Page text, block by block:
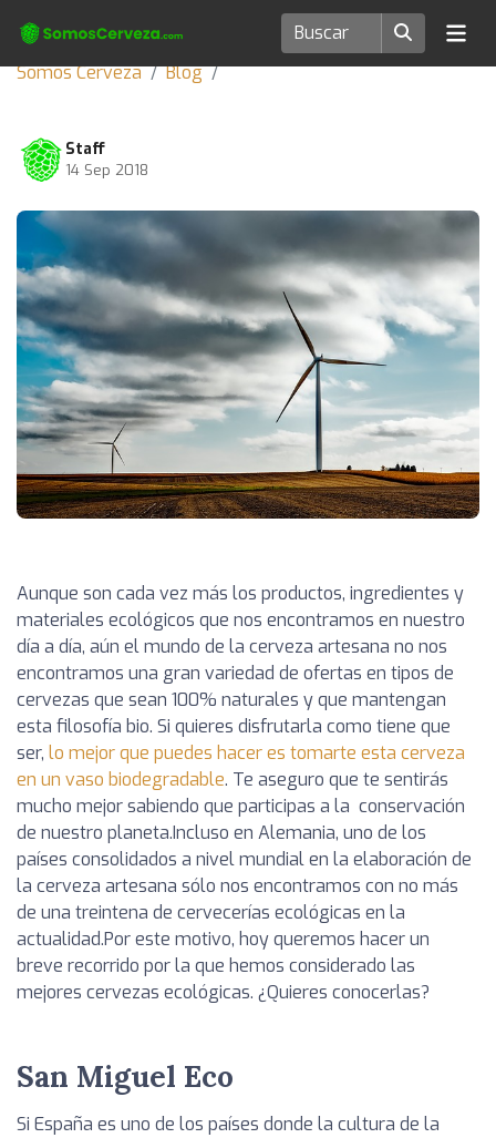
Somos Cerveza Blog
Staff
14 Sep 2018
Aunque son cada vez más los productos, ingredientes y
materiales ecológicos que nos encontramos en nuestro
día a día, aún el mundo de la cerveza artesana no nos
encontramos una gran variedad de ofertas en tipos de
cervezas que sean 100% naturales y que mantengan
esta filosofía bio. Si quieres disfrutarla como tiene que
ser, lo mejor que puedes hacer es tomarte esta cerveza
en un vaso biodegradable. Te aseguro que te sentirás
mucho mejor sabiendo que participas a la conservación
de nuestro planeta.Incluso en Alemania, uno de los
países consolidados a nivel mundial en la elaboración de
la cerveza artesana sólo nos encontramos con no más
de una treintena de cervecerías ecológicas en la
actualidad.Por este motivo, hoy queremos hacer un
breve recorrido por la que hemos considerado las
mejores cervezas ecológicas. ¿Quieres conocerlas?
San Miguel Eco
Si España es uno de los países donde la cultura de la